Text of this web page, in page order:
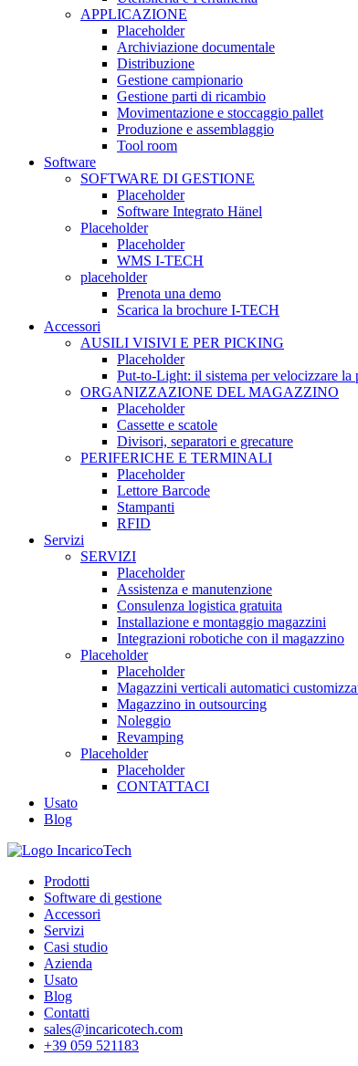
APPLICAZIONE
Placeholder
Archiviazione documentale
Distribuzione
Gestione campionario
Gestione parti di ricambio
Movimentazione e stoccaggio pallet
Produzione e assemblaggio
Tool room
Software
SOFTWARE DI GESTIONE
Placeholder
Software Integrato Hänel
Placeholder
Placeholder
WMS I-TECH
placeholder
Prenota una demo
Scarica la brochure I-TECH
Accessori
AUSILI VISIVI E PER PICKING
Placeholder
Put-to-Light: il sistema per velocizzare la
ORGANIZZAZIONE DEL MAGAZZINO
Placeholder
Cassette e scatole
Divisori, separatori e grecature
PERIFERICHE E TERMINALI
Placeholder
Lettore Barcode
Stampanti
RFID
Servizi
SERVIZI
Placeholder
Assistenza e manutenzione
Consulenza logistica gratuita
Installazione e montaggio magazzini
Integrazioni robotiche con il magazzino
Placeholder
Placeholder
Magazzini verticali automatici
Magazzino in outsourcing
Noleggio
Revamping
Placeholder
Placeholder
CONTATTACI
Usato
Blog
Prodotti
Software di gestione
Accessori
Servizi
Casi studio
Azienda
Usato
Blog
Contatti
sales@incaricotech.com
+39 059 521183